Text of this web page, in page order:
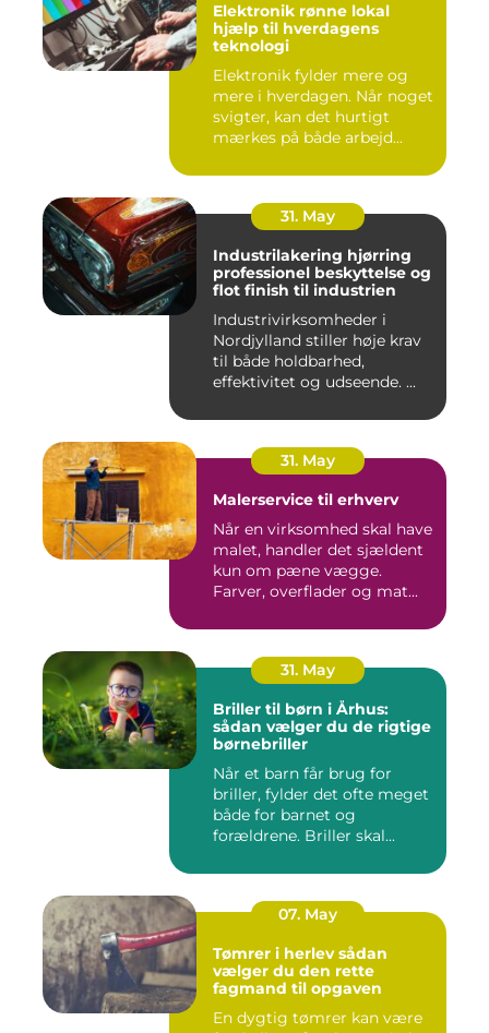
Elektronik rønne lokal
hjælp til hverdagens
teknologi
Elektronik fylder mere og
mere i hverdagen. Når noget
svigter, kan det hurtigt
mærkes på både arbejd...
31. May
Industrilakering hjørring
professionel beskyttelse og
flot finish til industrien
Industrivirksomheder i
Nordjylland stiller høje krav
til både holdbarhed,
effektivitet og udseende. ...
31. May
Malerservice til erhverv
Når en virksomhed skal have
malet, handler det sjældent
kun om pæne vægge.
Farver, overflader og mat...
31. May
Briller til børn i Århus:
sådan vælger du de rigtige
børnebriller
Når et barn får brug for
briller, fylder det ofte meget
både for barnet og
forældrene. Briller skal...
07. May
Tømrer i herlev sådan
vælger du den rette
fagmand til opgaven
En dygtig tømrer kan være